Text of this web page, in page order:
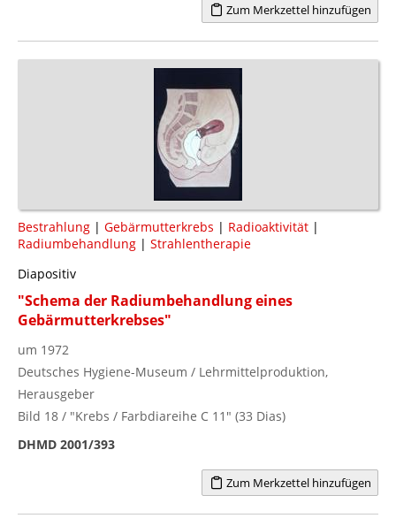
Zum Merkzettel hinzufügen
Bestrahlung | Gebärmutterkrebs | Radioaktivität |
Radiumbehandlung | Strahlentherapie
Diapositiv
"Schema der Radiumbehandlung eines
Gebärmutterkrebses"
um 1972
Deutsches Hygiene-Museum / Lehrmittelproduktion,
Herausgeber
Bild 18 / "Krebs / Farbdiareihe C 11" (33 Dias)
DHMD 2001/393
Zum Merkzettel hinzufügen